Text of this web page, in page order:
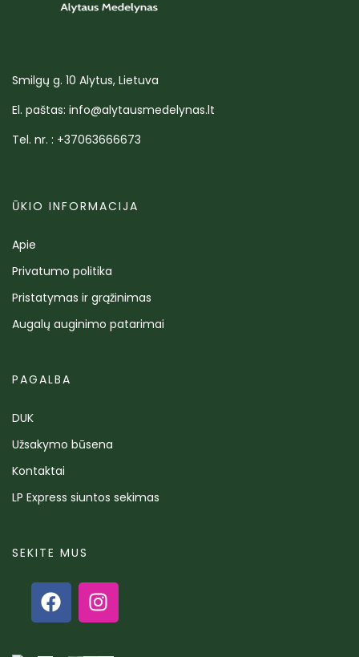
Smilgų g. 10 Alytus, Lietuva
El. paštas: info@alytausmedelynas.lt
Tel. nr. : +37063666673
ŪKIO INFORMACIJA
Apie
Privatumo politika
Pristatymas ir grąžinimas
Augalų auginimo patarimai
PAGALBA
DUK
Užsakymo būsena
Kontaktai
LP Express siuntos sekimas
SEKITE MUS